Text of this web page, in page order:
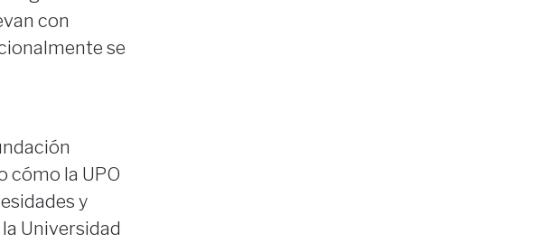
con
se
cómo la UPO
y
Universidad